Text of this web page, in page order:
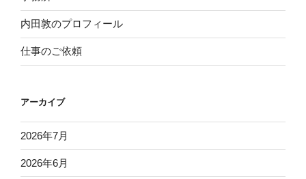
内田敦のプロフィール
仕事のご依頼
アーカイブ
2026年7月
2026年6月